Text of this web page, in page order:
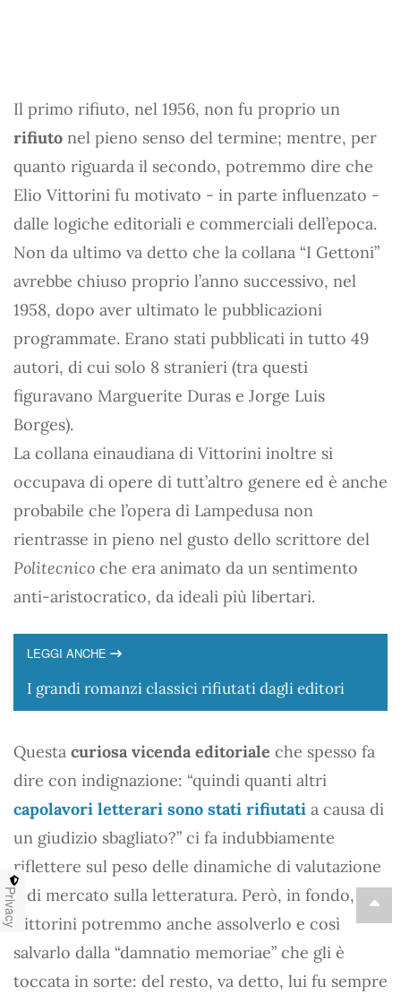
Il primo rifiuto, nel 1956, non fu proprio un
rifiuto nel pieno senso del termine; mentre, per
quanto riguarda il secondo, potremmo dire che
Elio Vittorini fu motivato - in parte influenzato -
dalle logiche editoriali e commerciali dell’epoca.
Non da ultimo va detto che la collana “I Gettoni”
avrebbe chiuso proprio l’anno successivo, nel
1958, dopo aver ultimato le pubblicazioni
programmate. Erano stati pubblicati in tutto 49
autori, di cui solo 8 stranieri (tra questi
figuravano Marguerite Duras e Jorge Luis
Borges).
La collana einaudiana di Vittorini inoltre si
occupava di opere di tutt’altro genere ed è anche
probabile che l’opera di Lampedusa non
rientrasse in pieno nel gusto dello scrittore del
Politecnico che era animato da un sentimento
anti-aristocratico, da ideali più libertari.
LEGGI ANCHE
I grandi romanzi classici rifiutati dagli editori
Questa curiosa vicenda editoriale che spesso fa
dire con indignazione: “quindi quanti altri
capolavori letterari sono stati rifiutati a causa di
un giudizio sbagliato?” ci fa indubbiamente
riflettere sul peso delle dinamiche di valutazione
e di mercato sulla letteratura. Però, in fondo,
Vittorini potremmo anche assolverlo e così
salvarlo dalla “damnatio memoriae” che gli è
toccata in sorte: del resto, va detto, lui fu sempre
Privacy